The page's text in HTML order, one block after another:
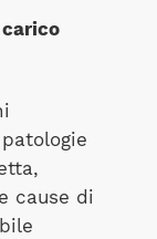
carico
cause di